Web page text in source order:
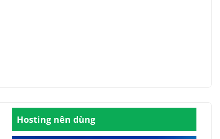
Hosting nên dùng